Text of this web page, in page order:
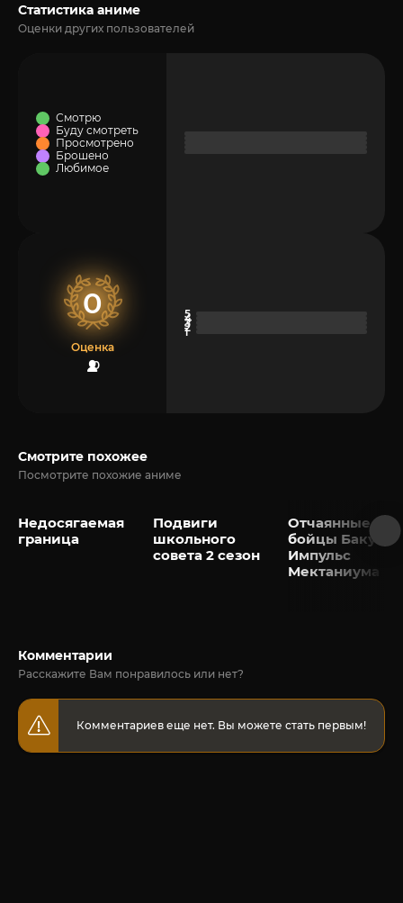
Статистика аниме
Оценки других пользователей
Смотрю
Буду смотреть
Просмотрено
Брошено
Любимое
0
Оценка
0
Смотрите похожее
Посмотрите похожие аниме
Недосягаемая
граница
Подвиги
школьного
совета 2 сезон
Отчаянные
бойцы Бакуган:
Импульс
Мектаниума
Комментарии
Расскажите Вам понравилось или нет?
Комментариев еще нет. Вы можете стать первым!